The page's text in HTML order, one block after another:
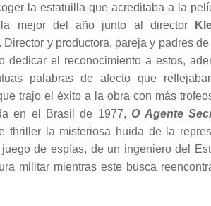
la estatuilla que acreditaba a la
la mejor del año junto al director
Director y productora, pareja y padres
dedicar el reconocimiento a estos,
palabras de afecto que
trajo el éxito a la obra con más
en el Brasil de 1977,O Agente
thriller la misteriosa huida de la
de espías, de un ingeniero del
militar mientras este busca